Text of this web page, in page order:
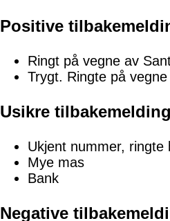
Positive
Ringt på vegne av
Trygt. Ringte på
Usikre
Ukjent nummer, ringte
Mye mas
Bank
Negative